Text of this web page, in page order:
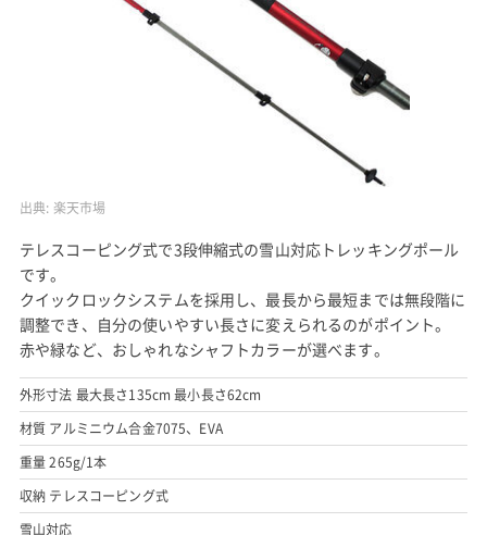
出典: 楽天市場
テレスコーピング式で3段伸縮式の雪山対応トレッキングポール
です。
クイックロックシステムを採用し、最長から最短までは無段階に
調整でき、自分の使いやすい長さに変えられるのがポイント。
赤や緑など、おしゃれなシャフトカラーが選べます。
外形寸法 最大長さ135cm 最小長さ62cm
材質 アルミニウム合金7075、EVA
重量 265g/1本
収納 テレスコーピング式
雪山対応